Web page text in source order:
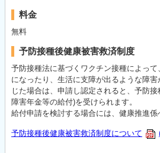
料金
無料
予防接種後健康被害救済制度
予防接種法に基づくワクチン接種によっ
になったり、生活に支障が出るような障
じた場合は、申請し認定されると、予防接
障害年金等の給付)を受けられます。
給付申請を検討する場合には、健康推進係
予防接種後健康被害救済制度について